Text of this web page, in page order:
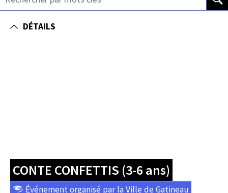
DÉTAILS
CONTE CONFETTIS (3-6 ans)
Événement organisé par la Ville de Gatineau